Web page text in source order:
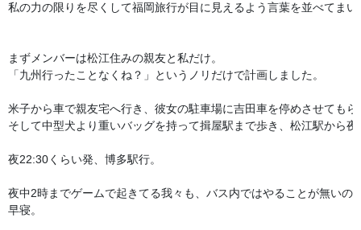
私の力の限りを尽くして福岡旅行が目に見えるよう言葉を並べてまい
まずメンバーは松江住みの親友と私だけ。
「九州行ったことなくね？」というノリだけで計画しました。
米子から車で親友宅へ行き、彼女の駐車場に吉田車を停めさせてもら
そして中型犬より重いバッグを持って揖屋駅まで歩き、松江駅から
夜22:30くらい発、博多駅行。
夜中2時までゲームで起きてる我々も、バス内ではやることが無いの
早寝。